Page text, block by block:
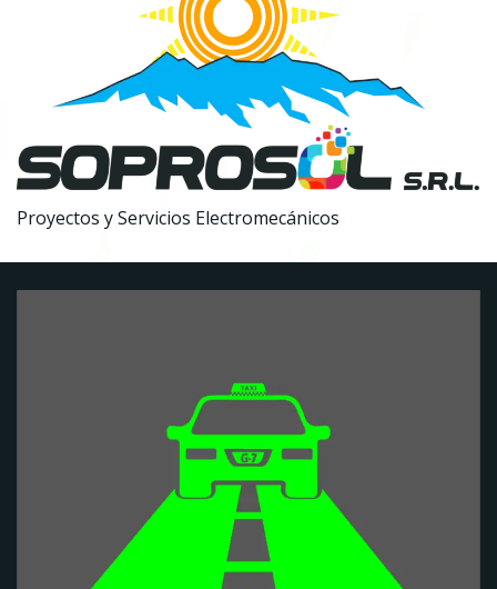
Proyectos y Servicios Electromecánicos